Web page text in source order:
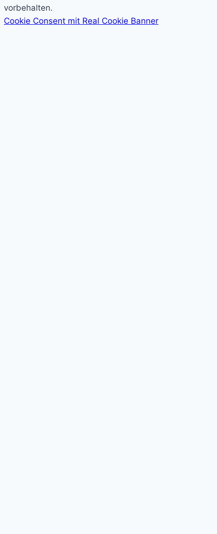
in
Manga
vorbehalten.
Cookie Consent mit Real Cookie Banner